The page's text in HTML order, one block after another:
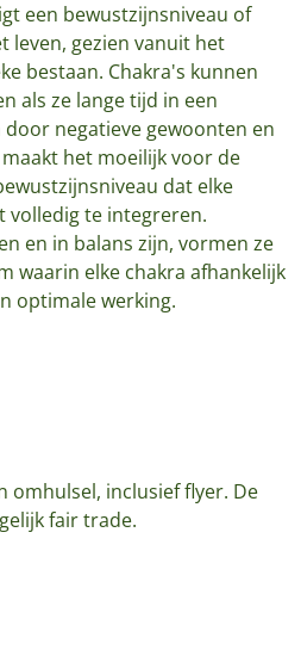
een bewustzijnsniveau of
leven, gezien vanuit het
bestaan. Chakra's kunnen
als ze lange tijd in een
negatieve gewoonten en
het moeilijk voor de
dat elke
volledig te integreren.
en in balans zijn, vormen ze
waarin elke chakra afhankelijk
optimale werking.
omhulsel, inclusief flyer. De
fair trade.